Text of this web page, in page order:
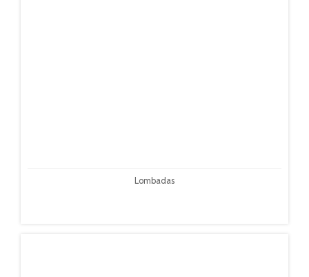
Lombadas